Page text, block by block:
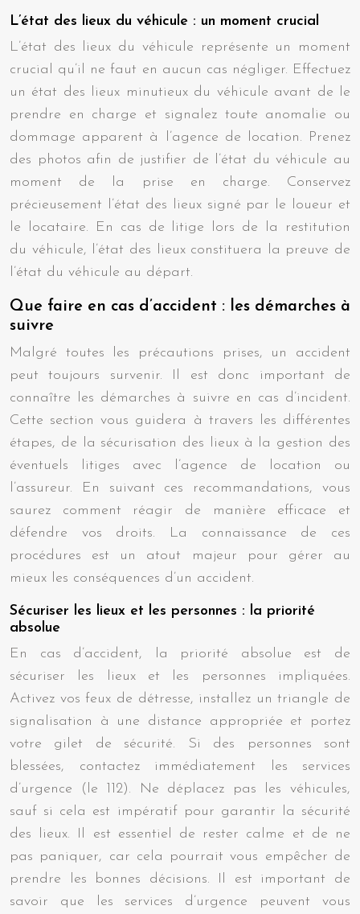
L’état des lieux du véhicule : un moment crucial
L’état des lieux du véhicule représente un moment
crucial qu’il ne faut en aucun cas négliger. Effectuez
un état des lieux minutieux du véhicule avant de le
prendre en charge et signalez toute anomalie ou
dommage apparent à l’agence de location. Prenez
des photos afin de justifier de l’état du véhicule au
moment de la prise en charge. Conservez
précieusement l’état des lieux signé par le loueur et
le locataire. En cas de litige lors de la restitution
du véhicule, l’état des lieux constituera la preuve de
l’état du véhicule au départ.
Que faire en cas d’accident : les démarches à
suivre
Malgré toutes les précautions prises, un accident
peut toujours survenir. Il est donc important de
connaître les démarches à suivre en cas d’incident.
Cette section vous guidera à travers les différentes
étapes, de la sécurisation des lieux à la gestion des
éventuels litiges avec l’agence de location ou
l’assureur. En suivant ces recommandations, vous
saurez comment réagir de manière efficace et
défendre vos droits. La connaissance de ces
procédures est un atout majeur pour gérer au
mieux les conséquences d’un accident.
Sécuriser les lieux et les personnes : la priorité
absolue
En cas d’accident, la priorité absolue est de
sécuriser les lieux et les personnes impliquées.
Activez vos feux de détresse, installez un triangle de
signalisation à une distance appropriée et portez
votre gilet de sécurité. Si des personnes sont
blessées, contactez immédiatement les services
d’urgence (le 112). Ne déplacez pas les véhicules,
sauf si cela est impératif pour garantir la sécurité
des lieux. Il est essentiel de rester calme et de ne
pas paniquer, car cela pourrait vous empêcher de
prendre les bonnes décisions. Il est important de
savoir que les services d’urgence peuvent vous